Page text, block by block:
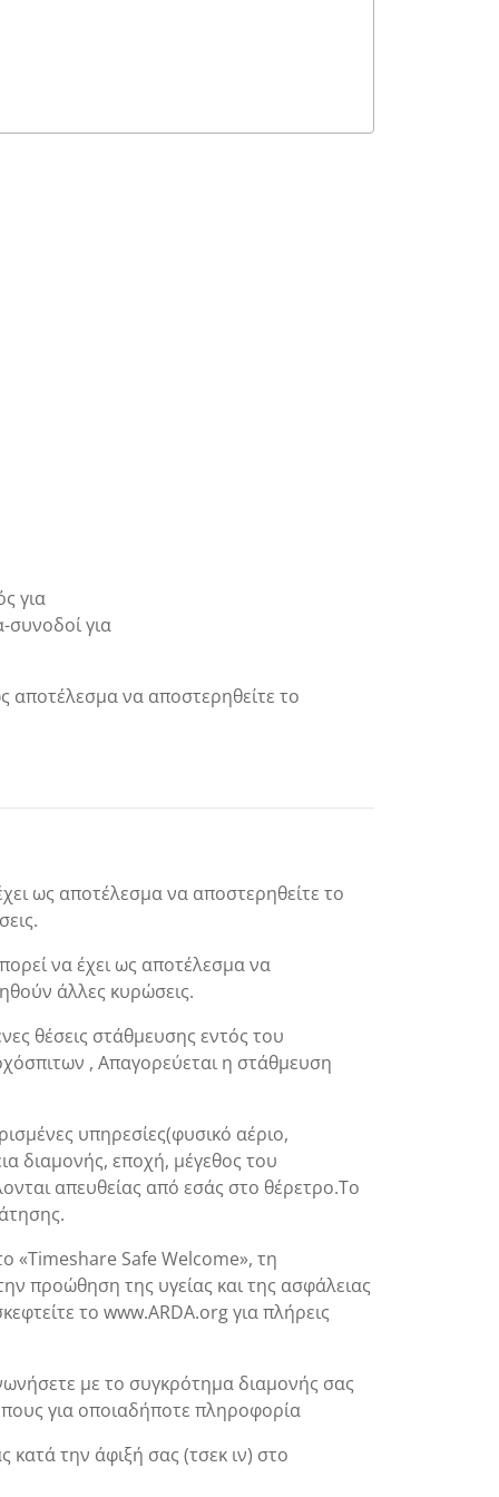
για
συνοδοί για
αποτέλεσμα να αποστερηθείτε το
ως αποτέλεσμα να αποστερηθείτε το
να έχει ως αποτέλεσμα να
άλλες κυρώσεις.
θέσεις στάθμευσης εντός του
, Απαγορεύεται η στάθμευση
υπηρεσίες(φυσικό αέριο,
διαμονής, εποχή, μέγεθος του
απευθείας από εσάς στο θέρετρο.Το
«Timeshare Safe Welcome», τη
προώθηση της υγείας και της ασφάλειας
το www.ARDA.org για πλήρεις
με το συγκρότημα διαμονής σας
για οποιαδήποτε πληροφορία
κατά την άφιξή σας (τσεκ ιν) στο